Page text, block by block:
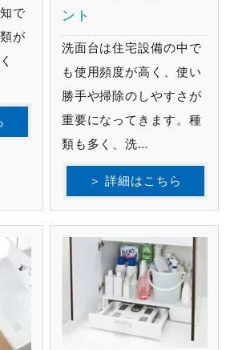
で
が
ント
洗面台は住宅設備の中で
も使用頻度が高く、使い
勝手や掃除のしやすさが
重要になってきます。種
類も多く、洗…
＞ 詳細はこちら